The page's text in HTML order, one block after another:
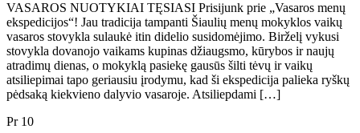
VASAROS NUOTYKIAI TĘSIASI Prisijunk prie „Vasaros menų
ekspedicijos“! Jau tradicija tampanti Šiaulių menų mokyklos vaikų
vasaros stovykla sulaukė itin didelio susidomėjimo. Birželį vykusi
stovykla dovanojo vaikams kupinas džiaugsmo, kūrybos ir naujų
atradimų dienas, o mokyklą pasiekę gausūs šilti tėvų ir vaikų
atsiliepimai tapo geriausiu įrodymu, kad ši ekspedicija palieka ryškų
pėdsaką kiekvieno dalyvio vasaroje. Atsiliepdami […]
Pr 10